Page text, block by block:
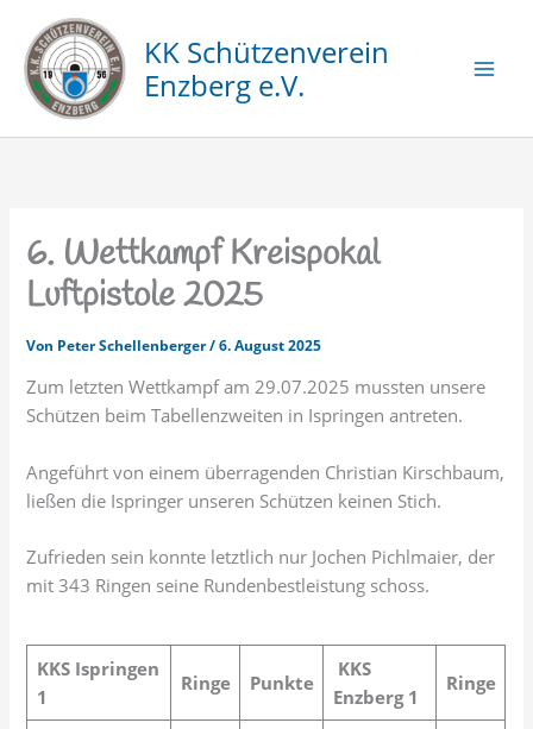
Inhalt
springen
KK Schützenverein
Enzberg e.V.
6. Wettkampf Kreispokal
Luftpistole 2025
Von Peter Schellenberger/6. August 2025
Zum letzten Wettkampf am 29.07.2025 mussten unsere
Schützen beim Tabellenzweiten in Ispringen antreten.
Angeführt von einem überragenden Christian Kirschbaum,
ließen die Ispringer unseren Schützen keinen Stich.
Zufrieden sein konnte letztlich nur Jochen Pichlmaier, der
mit 343 Ringen seine Rundenbestleistung schoss.
KKS Ispringen
1
Ringe Punkte
KKS
Enzberg 1
Ringe